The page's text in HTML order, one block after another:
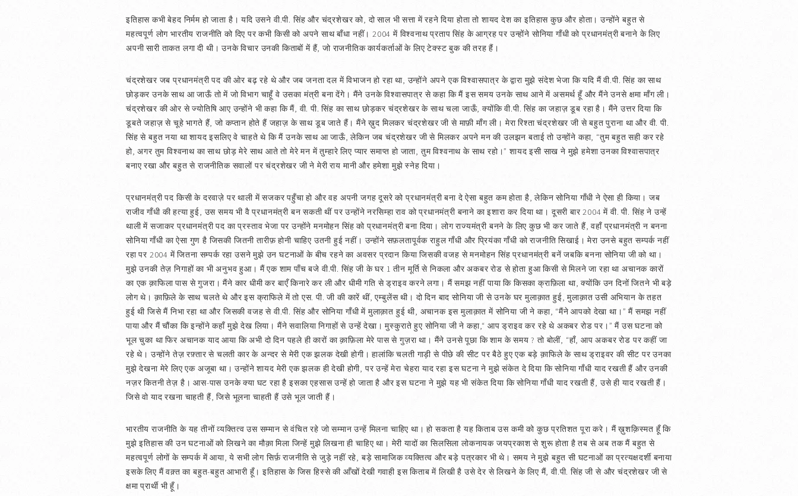
इतिहास कभी बेहद निर्मम हो जाता है। यदि उसने वी.पी. सिंह और चंद्रशेखर को, दो साल भी सत्ता में रहने दिया होता तो शायद देश का इतिहास कुछ और होता। उन्होंने बहुत से
महत्वपूर्ण लोग भारतीय राजनीति को दिए पर कभी किसी को अपने साथ बाँधा नहीं। 2004 में विश्वनाथ प्रताप सिंह के आग्रह पर उन्होंने सोनिया गाँधी को प्रधानमंत्री बनाने के लिए
अपनी सारी ताकत लगा दी थी। उनके विचार उनकी किताबों में हैं, जो राजनीतिक कार्यकर्ताओं के लिए टेक्स्ट बुक की तरह हैं।
चंद्रशेखर जब प्रधानमंत्री पद की ओर बढ़ रहे थे और जब जनता दल में विभाजन हो रहा था, उन्होंने अपने एक विश्वासपात्र के द्वारा मुझे संदेश भेजा कि यदि मैं वी.पी. सिंह का साथ
छोड़कर उनके साथ आ जाऊँ तो में जो विभाग चाहूँ वे उसका मंत्री बना देंगे। मैंने उनके विश्वासपात्र से कहा कि मैं इस समय उनके साथ आने में असमर्थ हूँ और मैंने उनसे क्षमा माँग ली।
चंद्रशेखर की ओर से ज्योतिषि आए उन्होंने भी कहा कि मैं, वी. पी. सिंह का साथ छोड़कर चंद्रशेखर के साथ चला जाऊँ, क्योंकि वी.पी. सिंह का जहाज़ डूब रहा है। मैंने उत्तर दिया कि
डूबते जहाज़ से चूहे भागते हैं, जो कप्तान होते हैं जहाज़ के साथ डूब जाते हैं। मैंने ख़ुद मिलकर चंद्रशेखर जी से माफ़ी माँग ली। मेरा रिश्ता चंद्रशेखर जी से बहुत पुराना था और वी. पी.
सिंह से बहुत नया था शायद इसलिए वे चाहते थे कि मैं उनके साथ आ जाऊँ, लेकिन जब चंद्रशेखर जी से मिलकर अपने मन की उलझन बताई तो उन्होंने कहा, “तुम बहुत सही कर रहे
हो, अगर तुम विश्वनाथ का साथ छोड़ मेरे साथ आते तो मेरे मन में तुम्हारे लिए प्यार समाप्त हो जाता, तुम विश्वनाथ के साथ रहो।” शायद इसी साख ने मुझे हमेशा उनका विश्वासपात्र
बनाए रखा और बहुत से राजनीतिक सवालों पर चंद्रशेखर जी ने मेरी राय मानी और हमेशा मुझे स्नेह दिया।
प्रधानमंत्री पद किसी के दरवाज़े पर थाली में सजकर पहुँचा हो और वह अपनी जगह दूसरे को प्रधानमंत्री बना दे ऐसा बहुत कम होता है, लेकिन सोनिया गाँधी ने ऐसा ही किया। जब
राजीव गाँधी की हत्या हुई, उस समय भी वै प्रधानमंत्री बन सकती थीं पर उन्होंने नरसिम्हा राव को प्रधानमंत्री बनाने का इशारा कर दिया था। दूसरी बार 2004 में वी. पी. सिंह ने उन्हें
थाली में सजाकर प्रधानमंत्री पद का प्रस्ताव भेजा पर उन्होंने मनमोहन सिंह को प्रधानमंत्री बना दिया। लोग राज्यमंत्री बनने के लिए कुछ भी कर जाते हैं, वहाँ प्रधानमंत्री न बनना
सोनिया गाँधी का ऐसा गुण है जिसकी जितनी तारीफ़ होनी चाहिए उतनी हुई नहीं। उन्होंने सफ़लतापूर्वक राहुल गाँधी और प्रियंका गाँधी को राजनीति सिखाई। मेरा उनसे बहुत सम्पर्क नहीं
रहा पर 2004 में जितना सम्पर्क रहा उसने मुझे उन घटनाओं के बीच रहने का अवसर प्रदान किया जिसकी वजह से मनमोहन सिंह प्रधानमंत्री बनें जबकि बनना सोनिया जी को था।
मुझे उनकी तेज़ निगाहों का भी अनुभव हुआ। मैं एक शाम पाँच बजे वी.पी. सिंह जी के घर 1 तीन मूर्ति से निकला और अकबर रोड से होता हुआ किसी से मिलने जा रहा था अचानक कारों
का एक क़ाफिला पास से गुजरा। मैंने कार धीमी कर बाएँ किनारे कर ली और धीमी गति से ड्राइव करने लगा। मैं समझ नहीं पाया कि किसका क्राफ़िला था, क्योंकि उन दिनों जितने भी बड़े
लोग थे। क़ाफ़िले के साथ चलते थे और इस क्राफिले में तो एस. पी. जी की कारें थीं, एम्बुलेंस थी। दो दिन बाद सोनिया जी से उनके घर मुलाक़ात हुई, मुलाक़ात उसी अभियान के तहत
हुई थी जिसे मैं निभा रहा था और जिसकी वजह से वी.पी. सिंह और सोनिया गाँधी में मुलाक़ात हुई थी, अचानक इस मुलाक़ात में सोनिया जी ने कहा, “मैंने आपको देखा था।” मैं समझ नहीं
पाया और मैं चौंका कि इन्होंने कहाँ मुझे देख लिया। मैंने सवालिया निगाहों से उन्हें देखा। मुस्कुराते हुए सोनिया जी ने कहा,“ आप ड्राइव कर रहे थे अकबर रोड पर।” मैं उस घटना को
भूल चुका था फिर अचानक याद आया कि अभी दो दिन पहले ही कारों का क़ाफ़िला मेरे पास से गुज़रा था। मैंने उनसे पूछा कि शाम के समय ? तो बोलीं, “हाँ, आप अकबर रोड पर कहीं जा
रहे थे। उन्होंने तेज़ रफ़्तार से चलती कार के अन्दर से मेरी एक झलक देखी होगी। हालांकि चलती गाड़ी से पीछे की सीट पर बैठे हुए एक बड़े क़ाफिले के साथ ड्राइवर की सीट पर उनका
मुझे देखना मेरे लिए एक अजूबा था। उन्होंने शायद मेरी एक झलक ही देखी होगी, पर उन्हें मेरा चेहरा याद रहा इस घटना ने मुझे संकेत दे दिया कि सोनिया गाँधी याद रखती हैं और उनकी
नज़र कितनी तेज़ है। आस-पास उनके क्या घट रहा है इसका एहसास उन्हें हो जाता है और इस घटना ने मुझे यह भी संकेत दिया कि सोनिया गाँधी याद रखती हैं, उसे ही याद रखती हैं।
जिसे वो याद रखना चाहती हैं, जिसे भूलना चाहती हैं उसे भूल जाती हैं।
भारतीय राजनीति के यह तीनों व्यक्तित्व उस सम्मान से वंचित रहे जो सम्मान उन्हें मिलना चाहिए था। हो सकता है यह किताब उस कमी को कुछ प्रतिशत पूरा करे। मैं ख़ुशक़िस्मत हूँ कि
मुझे इतिहास की उन घटनाओं को लिखने का मौक़ा मिला जिन्हें मुझे लिखना ही चाहिए था। मेरी यादों का सिलसिला लोकनायक जयप्रकाश से शुरू होता है तब से अब तक मैं बहुत से
महत्वपूर्ण लोगों के सम्पर्क में आया, ये सभी लोग सिर्फ़ राजनीति से जुड़े नहीं रहे, बड़े सामाजिक व्यक्तित्व और बड़े पत्रकार भी थे। समय ने मुझे बहुत सी घटनाओं का प्रत्यक्षदर्शी बनाया
इसके लिए मैं वक़्त का बहुत-बहुत आभारी हूँ। इतिहास के जिस हिस्से की आँखों देखी गवाही इस किताब में लिखी है उसे देर से लिखने के लिए मैं, वी.पी. सिंह जी से और चंद्रशेखर जी से
क्षमा प्रार्थी भी हूँ।